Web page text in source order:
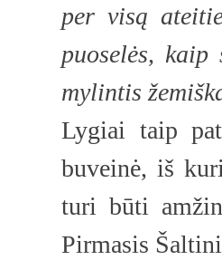
per visą
puoselės,
mylintis
Lygiai taip
buveinė, iš
turi būti
Pirmasis